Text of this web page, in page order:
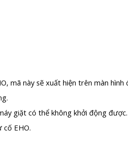
mã này sẽ xuất hiện trên màn hình
giặt có thể không khởi động
EHO.